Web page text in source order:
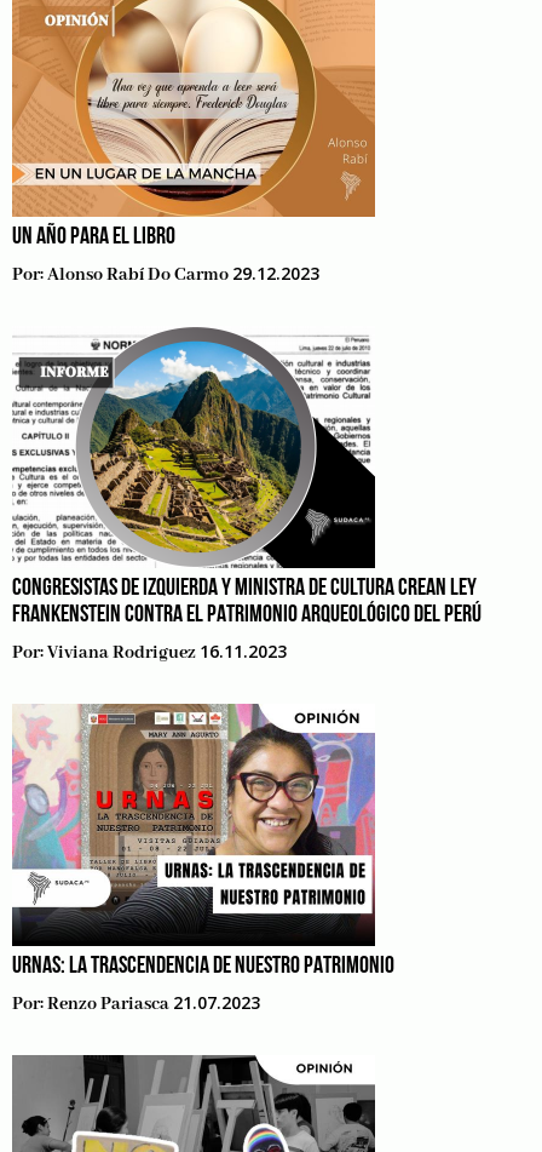
UN AÑO PARA EL LIBRO
Por:Alonso Rabí Do Carmo 29.12.2023
CONGRESISTAS DE IZQUIERDA Y MINISTRA DE CULTURA CREAN LEY
FRANKENSTEIN CONTRA EL PATRIMONIO ARQUEOLÓGICO DEL PERÚ
Por:Viviana Rodriguez 16.11.2023
URNAS: LA TRASCENDENCIA DE NUESTRO PATRIMONIO
Por:Renzo Pariasca 21.07.2023